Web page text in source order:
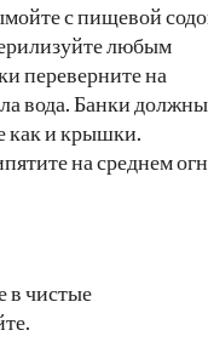
с пищевой
любым
переверните на
вода. Банки должны
как и крышки.
на среднем
в чистые